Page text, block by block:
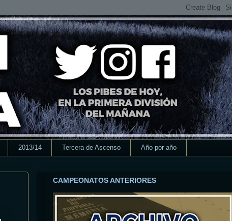
2013/14 Tercera de Ascenso Año por año
CAMPEONATOS ANTERIORES